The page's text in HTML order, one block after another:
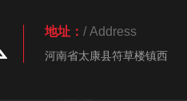
地址： / Address
河南省太康县符草楼镇西